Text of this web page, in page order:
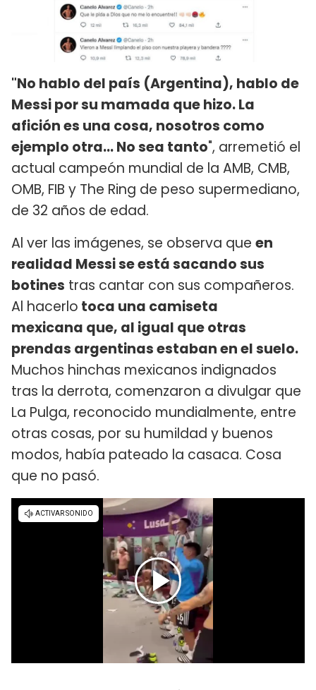
"No hablo del país (Argentina), hablo de
Messi por su mamada que hizo. La
afición es una cosa, nosotros como
ejemplo otra… No sea tanto", arremetió el
actual campeón mundial de la AMB, CMB,
OMB, FIB y The Ring de peso supermediano,
de 32 años de edad.
Al ver las imágenes, se observa que en
realidad Messi se está sacando sus
botines tras cantar con sus compañeros.
Al hacerlo toca una camiseta
mexicana que, al igual que otras
prendas argentinas estaban en el suelo.
Muchos hinchas mexicanos indignados
tras la derrota, comenzaron a divulgar que
La Pulga, reconocido mundialmente, entre
otras cosas, por su humildad y buenos
modos, había pateado la casaca. Cosa
que no pasó.